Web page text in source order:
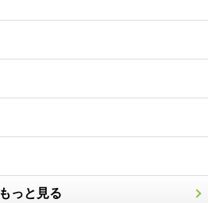
もっと見る